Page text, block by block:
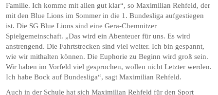
Familie. Ich komme mit allen gut klar“, so Maximilian Rehfeld, der
mit den Blue Lions im Sommer in die 1. Bundesliga aufgestiegen
ist. Die SG Blue Lions sind eine Gera-Chemnitzer
Spielgemeinschaft. „Das wird ein Abenteuer für uns. Es wird
anstrengend. Die Fahrtstrecken sind viel weiter. Ich bin gespannt,
wie wir mithalten können. Die Euphorie zu Beginn wird groß sein.
Wir haben im Vorfeld viel gesprochen, wollen nicht Letzter werden.
Ich habe Bock auf Bundesliga“, sagt Maximilian Rehfeld.
Auch in der Schule hat sich Maximilian Rehfeld für den Sport